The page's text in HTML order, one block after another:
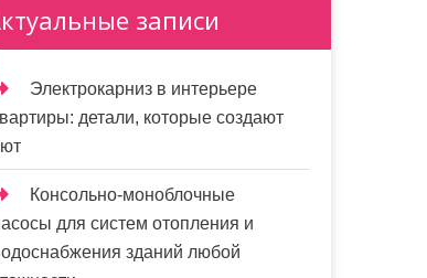
записи
Электрокарниз в интерьере
детали, которые создают
Консольно-моноблочные
для систем отопления и
зданий любой